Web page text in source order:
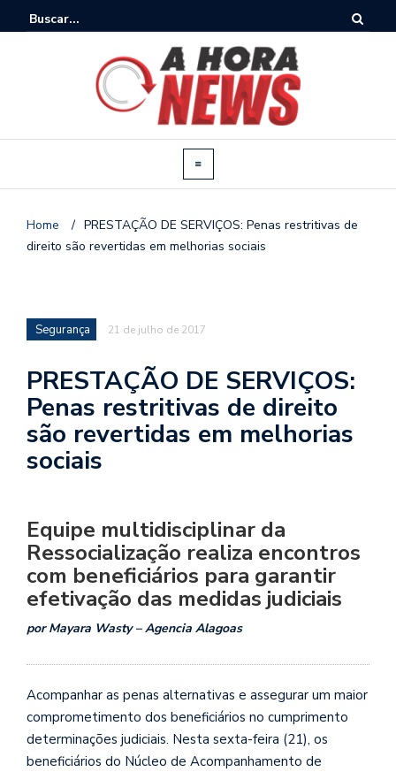
Home / PRESTAÇÃO DE SERVIÇOS: Penas restritivas de
direito são revertidas em melhorias sociais
Segurança 21 de julho de 2017
PRESTAÇÃO DE SERVIÇOS:
Penas restritivas de direito
são revertidas em melhorias
sociais
Equipe multidisciplinar da
Ressocialização realiza encontros
com beneficiários para garantir
efetivação das medidas judiciais
por Mayara Wasty – Agencia Alagoas
Acompanhar as penas alternativas e assegurar um maior
comprometimento dos beneficiários no cumprimento
determinações judiciais. Nesta sexta-feira (21), os
beneficiários do Núcleo de Acompanhamento de